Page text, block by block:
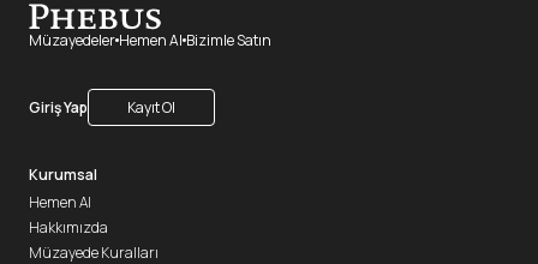
Müzayedeler Hemen Al Bizimle Satın
Giriş Yap Kayıt Ol
Kurumsal
Hemen Al
Hakkımızda
Müzayede Kuralları